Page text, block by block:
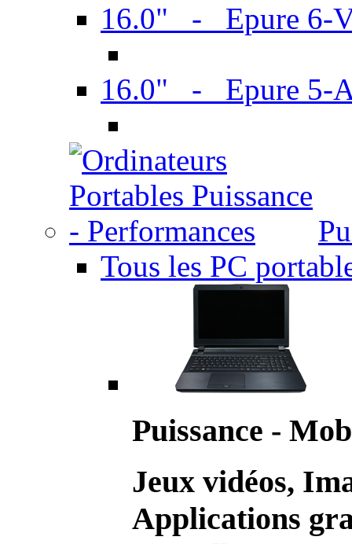
16.0" - Epure 6-
16.0" - Epure 5-
Tous les PC
Puissance -
Jeux vidéos,
Applications